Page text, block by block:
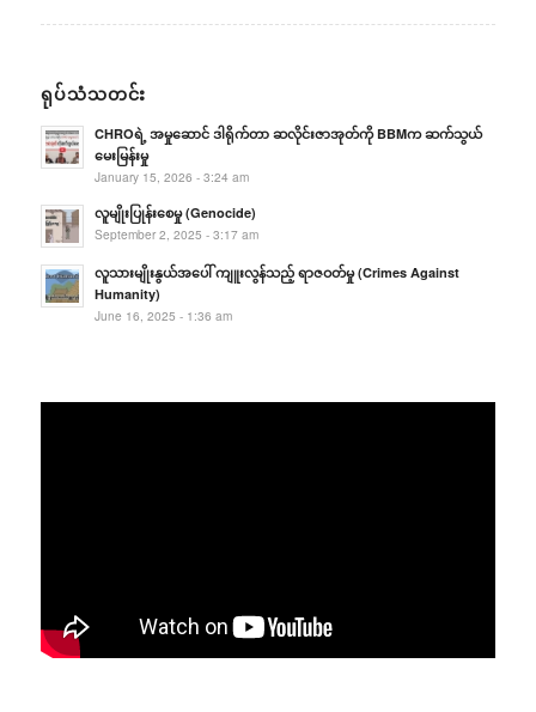
ရုပ်သံသတင်း
CHROရဲ့ အမှုဆောင် ဒါရိုက်တာ ဆလိုင်းဇာအုတ်ကို BBMက ဆက်သွယ်
မေးမြန်းမှု
January 15, 2026 - 3:24 am
လူမျိုးပြုန်းစေမှု (Genocide)
September 2, 2025 - 3:17 am
လူသားမျိုးနွယ်အပေါ် ကျူးလွန်သည့် ရာဇဝတ်မှု (Crimes Against
Humanity)
June 16, 2025 - 1:36 am